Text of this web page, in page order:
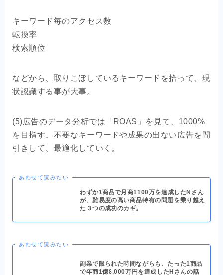
キーワード毎のアクセス数
転換率
検索順位
などから、取りこぼしているキーワードを拾って、現
状認識する事が大事。
(5)広告のデータ分析では「ROAS」を見て、1000%
を目指す。不要なキーワードや成果の出ない広告を間
引きして、最適化していく。
あわせて読みたい
わずか1商品で月商1100万を達成したNさん
が、難易度の高い商品特有の問題を乗り越え
た３つの成功のカギ。
あわせて読みたい
副業で限られた時間ながらも、たった1商品
で年商1億8,000万円を達成したHさんの話